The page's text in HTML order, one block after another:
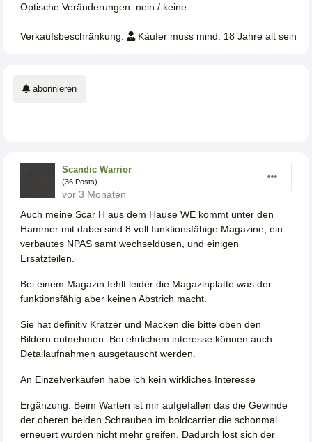
Optische Veränderungen: nein / keine
Verkaufsbeschränkung: Käufer muss mind. 18 Jahre alt sein
abonnieren
Scandic Warrior
(36 Posts)
vor 3 Monaten
Auch meine Scar H aus dem Hause WE kommt unter den
Hammer mit dabei sind 8 voll funktionsfähige Magazine, ein
verbautes NPAS samt wechseldüsen, und einigen
Ersatzteilen.
Bei einem Magazin fehlt leider die Magazinplatte was der
funktionsfähig aber keinen Abstrich macht.
Sie hat definitiv Kratzer und Macken die bitte oben den
Bildern entnehmen. Bei ehrlichem interesse können auch
Detailaufnahmen ausgetauscht werden.
An Einzelverkäufen habe ich kein wirkliches Interesse
Ergänzung: Beim Warten ist mir aufgefallen das die Gewinde
der oberen beiden Schrauben im boldcarrier die schonmal
erneuert wurden nicht mehr greifen. Dadurch löst sich der